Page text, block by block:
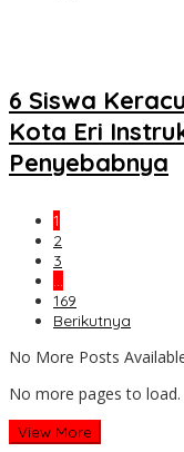
6 Siswa
Kota Eri
Penyebabnya
1
2
3
…
169
Berikutnya
No More Posts
No more pages to load.
View More